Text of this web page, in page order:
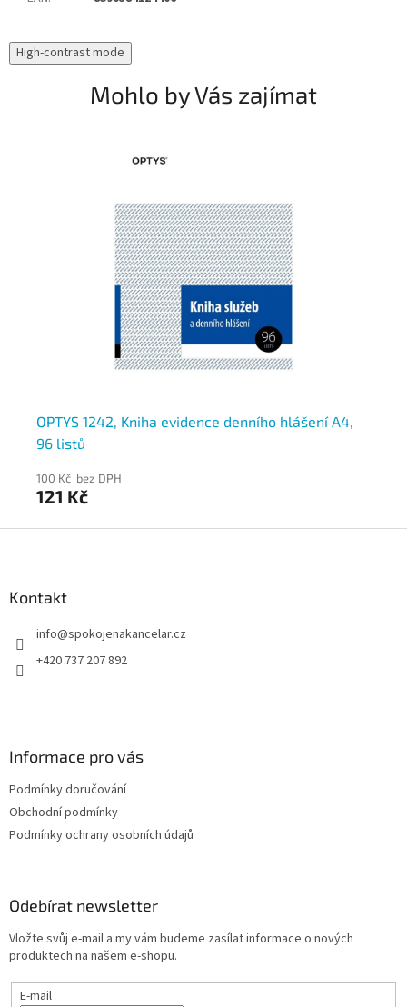
High-contrast mode
Mohlo by Vás zajímat
OPTYS 1242, Kniha evidence denního hlášení A4,
96 listů
100 Kč bez DPH
121 Kč
Kontakt
info@spokojenakancelar.cz
+420 737 207 892
Informace pro vás
Podmínky doručování
Obchodní podmínky
Podmínky ochrany osobních údajů
Odebírat newsletter
Vložte svůj e-mail a my vám budeme zasílat informace o nových
produktech na našem e-shopu.
E-mail